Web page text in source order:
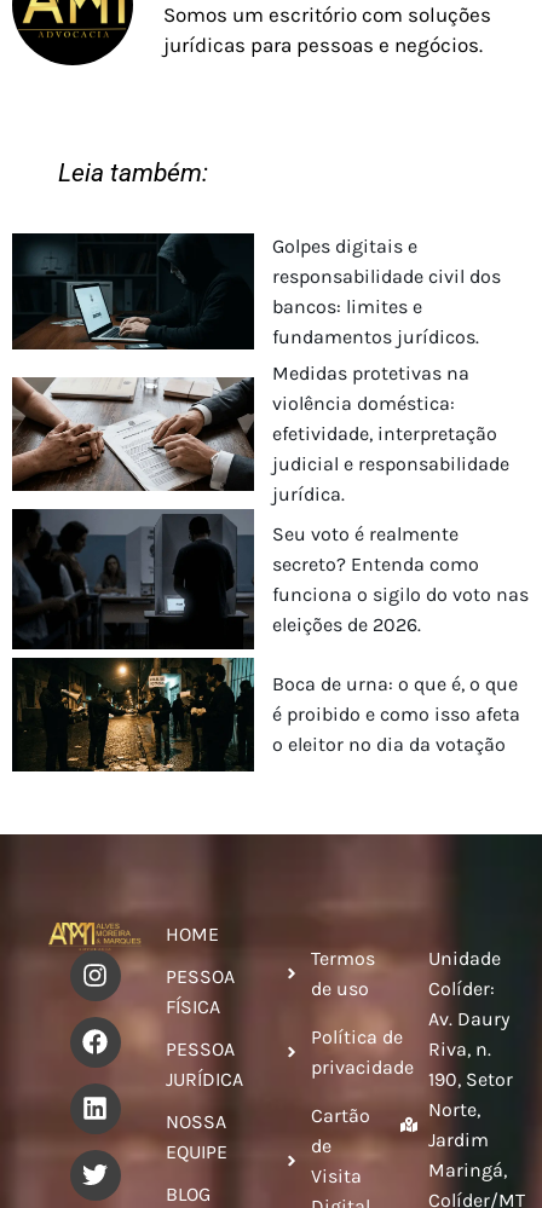
Somos um escritório com soluções
jurídicas para pessoas e negócios.
Leia também:
Golpes digitais e
responsabilidade civil dos
bancos: limites e
fundamentos jurídicos.
Medidas protetivas na
violência doméstica:
efetividade, interpretação
judicial e responsabilidade
jurídica.
Seu voto é realmente
secreto? Entenda como
funciona o sigilo do voto nas
eleições de 2026.
Boca de urna: o que é, o que
é proibido e como isso afeta
o eleitor no dia da votação
HOME
PESSOA
FÍSICA
PESSOA
JURÍDICA
NOSSA
EQUIPE
BLOG
Termos
de uso
Política de
privacidade
Cartão
de
Visita
Unidade
Colíder:
Av. Daury
Riva, n.
190, Setor
Norte,
Jardim
Maringá,
Colíder/MT